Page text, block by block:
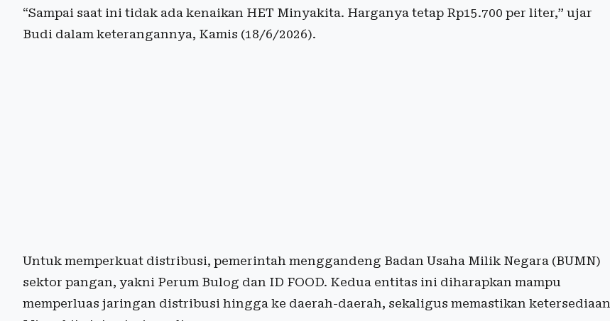
“Sampai saat ini tidak ada kenaikan HET Minyakita. Harganya tetap Rp15.700 per liter,” ujar
Budi dalam keterangannya, Kamis (18/6/2026).
Untuk memperkuat distribusi, pemerintah menggandeng Badan Usaha Milik Negara (BUMN)
sektor pangan, yakni Perum Bulog dan ID FOOD. Kedua entitas ini diharapkan mampu
memperluas jaringan distribusi hingga ke daerah-daerah, sekaligus memastikan ketersediaan